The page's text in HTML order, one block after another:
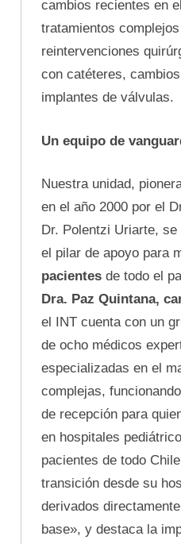
cambios recientes en
tratamientos
reintervenciones
con catéteres,
implantes de válvulas.
Un equipo de
Nuestra unidad,
en el año 2000 por el
Dr. Polentzi Uriarte,
el pilar de apoyo para
pacientes de todo el
Dra. Paz Quintana,
el INT cuenta con un
de ocho médicos
especializadas en el
complejas,
de recepción para
en hospitales
pacientes de todo
transición desde su
derivados
base», y destaca la